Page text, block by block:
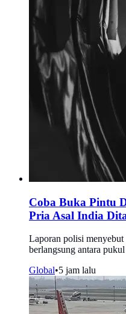
Coba Buka Pintu
Pria Asal India
Laporan polisi
berlangsung antara
Global•5 jam lalu